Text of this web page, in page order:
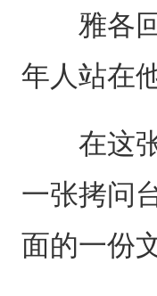
雅各回
年人站在
在这张
一张拷问
面的一份